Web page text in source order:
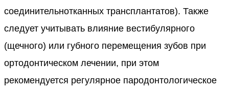
соединительнотканных трансплантатов). Также
следует учитывать влияние вестибулярного
(щечного) или губного перемещения зубов при
ортодонтическом лечении, при этом
рекомендуется регулярное пародонтологическое